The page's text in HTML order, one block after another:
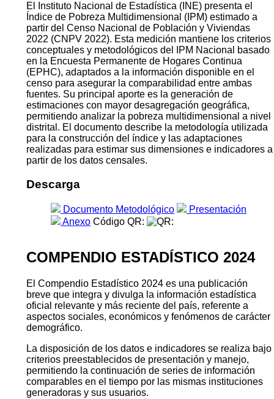
El Instituto Nacional de Estadística (INE) presenta el
Índice de Pobreza Multidimensional (IPM) estimado a
partir del Censo Nacional de Población y Viviendas
2022 (CNPV 2022). Esta medición mantiene los criterios
conceptuales y metodológicos del IPM Nacional basado
en la Encuesta Permanente de Hogares Continua
(EPHC), adaptados a la información disponible en el
censo para asegurar la comparabilidad entre ambas
fuentes. Su principal aporte es la generación de
estimaciones con mayor desagregación geográfica,
permitiendo analizar la pobreza multidimensional a nivel
distrital. El documento describe la metodología utilizada
para la construcción del índice y las adaptaciones
realizadas para estimar sus dimensiones e indicadores a
partir de los datos censales.
Descarga
Documento Metodológico
Presentación
Anexo Código QR:
COMPENDIO ESTADÍSTICO 2024
El Compendio Estadístico 2024 es una publicación
breve que integra y divulga la información estadística
oficial relevante y más reciente del país, referente a
aspectos sociales, económicos y fenómenos de carácter
demográfico.
La disposición de los datos e indicadores se realiza bajo
criterios preestablecidos de presentación y manejo,
permitiendo la continuación de series de información
comparables en el tiempo por las mismas instituciones
generadoras y sus usuarios.